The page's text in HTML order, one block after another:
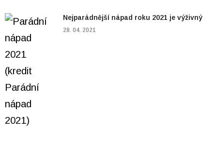
Nejparádnější nápad roku 2021 je výživný
28. 04. 2021